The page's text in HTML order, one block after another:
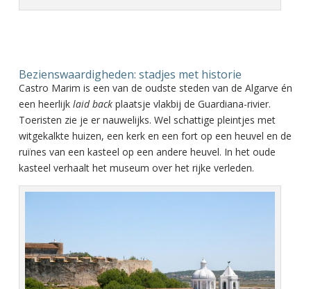
Bezienswaardigheden: stadjes met historie
Castro Marim is een van de oudste steden van de Algarve én
een heerlijk laid backplaatsje vlakbij de Guardiana-rivier.
Toeristen zie je er nauwelijks. Wel schattige pleintjes met
witgekalkte huizen, een kerk en een fort op een heuvel en de
ruïnes van een kasteel op een andere heuvel. In het oude
kasteel verhaalt het museum over het rijke verleden.